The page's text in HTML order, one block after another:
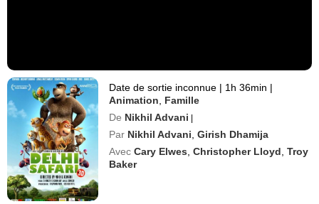
Date de sortie inconnue | 1h 36min |
Animation
Famille
De Nikhil Advani |
Par Nikhil Advani ,Girish Dhamija
Avec Cary Elwes ,Christopher Lloyd ,Troy
Baker